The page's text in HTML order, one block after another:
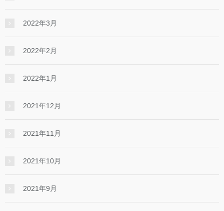
2022年3月
2022年2月
2022年1月
2021年12月
2021年11月
2021年10月
2021年9月